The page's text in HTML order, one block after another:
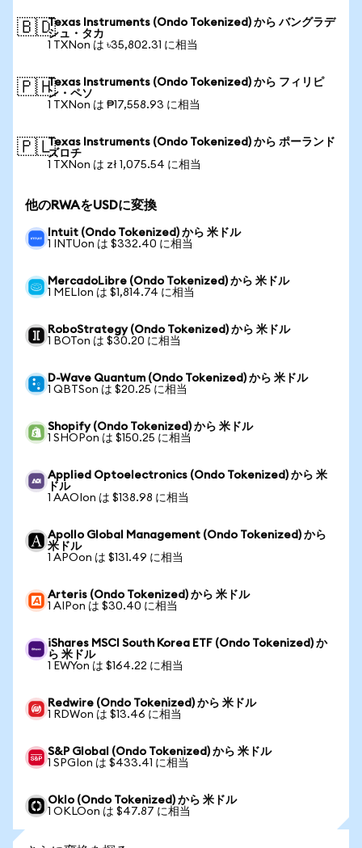
🇧🇩Texas Instruments (Ondo Tokenized) から バングラデ
シュ・タカ
1 TXNon は ৳35,802.31 に相当
🇵🇭Texas Instruments (Ondo Tokenized) から フィリピ
ン・ペソ
1 TXNon は ₱17,558.93 に相当
🇵🇱Texas Instruments (Ondo Tokenized) から ポーランド
ズロチ
1 TXNon は zł 1,075.54 に相当
他のRWAをUSDに変換
Intuit (Ondo Tokenized) から 米ドル
1 INTUon は $332.40 に相当
MercadoLibre (Ondo Tokenized) から 米ドル
1 MELIon は $1,814.74 に相当
RoboStrategy (Ondo Tokenized) から 米ドル
1 BOTon は $30.20 に相当
D-Wave Quantum (Ondo Tokenized) から 米ドル
1 QBTSon は $20.25 に相当
Shopify (Ondo Tokenized) から 米ドル
1 SHOPon は $150.25 に相当
Applied Optoelectronics (Ondo Tokenized) から 米
ドル
1 AAOIon は $138.98 に相当
Apollo Global Management (Ondo Tokenized) から
米ドル
1 APOon は $131.49 に相当
Arteris (Ondo Tokenized) から 米ドル
1 AIPon は $30.40 に相当
iShares MSCI South Korea ETF (Ondo Tokenized) か
ら 米ドル
1 EWYon は $164.22 に相当
Redwire (Ondo Tokenized) から 米ドル
1 RDWon は $13.46 に相当
S&P Global (Ondo Tokenized) から 米ドル
1 SPGIon は $433.41 に相当
Oklo (Ondo Tokenized) から 米ドル
1 OKLOon は $47.87 に相当